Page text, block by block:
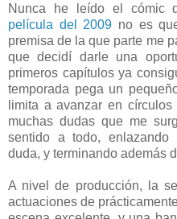
Nunca he leído el cómic
película del 2009 no es
premisa de la que parte me
que decidí darle una
primeros capítulos ya
temporada pega un
limita a avanzar en
muchas dudas que me
sentido a todo, enlazando
duda, y terminando además
A nivel de producción, la
actuaciones de